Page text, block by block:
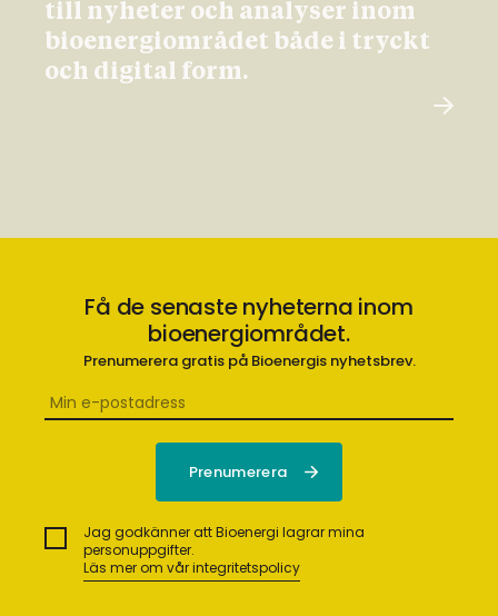
till nyheter och analyser inom
bioenergiområdet både i tryckt
och digital form.
Få de senaste nyheterna inom
bioenergiområdet.
Prenumerera gratis på Bioenergis nyhetsbrev.
Jag godkänner att Bioenergi lagrar mina
personuppgifter.
Läs mer om vår integritetspolicy